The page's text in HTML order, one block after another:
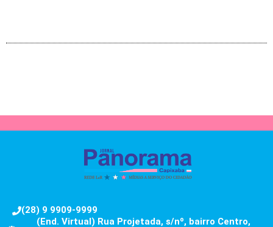
(28) 9 9909-9999
(End. Virtual) Rua Projetada, s/nº, bairro Centro,